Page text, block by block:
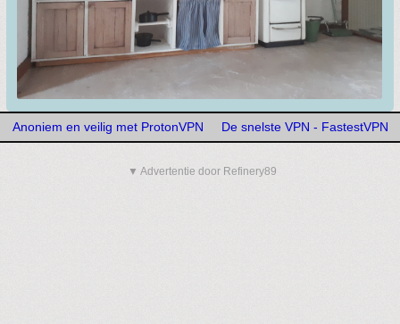
Anoniem en veilig met ProtonVPN De snelste VPN - FastestVPN
▼ Advertentie door Refinery89